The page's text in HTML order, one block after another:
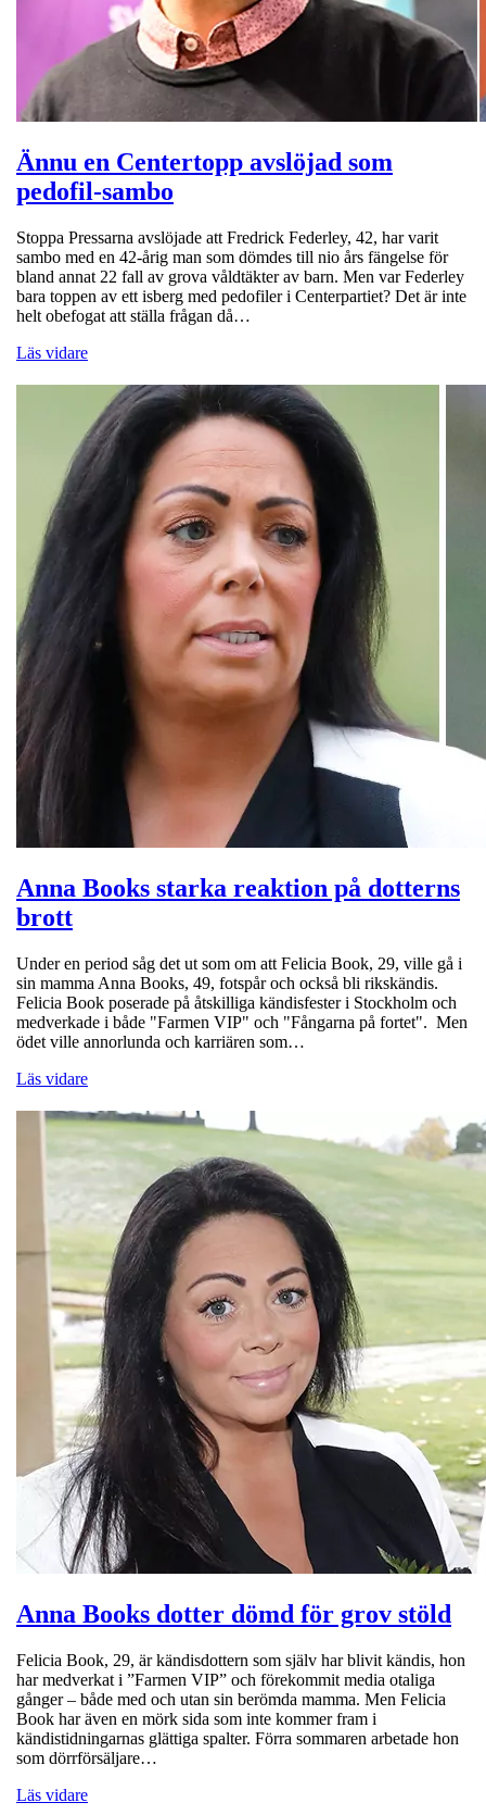
Ännu en Centertopp avslöjad som
pedofil-sambo
Stoppa Pressarna avslöjade att Fredrick Federley, 42, har varit
sambo med en 42-årig man som dömdes till nio års fängelse för
bland annat 22 fall av grova våldtäkter av barn. Men var Federley
bara toppen av ett isberg med pedofiler i Centerpartiet? Det är inte
helt obefogat att ställa frågan då…
Läs vidare
Anna Books starka reaktion på dotterns
brott
Under en period såg det ut som om att Felicia Book, 29, ville gå i
sin mamma Anna Books, 49, fotspår och också bli rikskändis.
Felicia Book poserade på åtskilliga kändisfester i Stockholm och
medverkade i både "Farmen VIP" och "Fångarna på fortet". Men
ödet ville annorlunda och karriären som…
Läs vidare
Anna Books dotter dömd för grov stöld
Felicia Book, 29, är kändisdottern som själv har blivit kändis, hon
har medverkat i ”Farmen VIP” och förekommit media otaliga
gånger – både med och utan sin berömda mamma. Men Felicia
Book har även en mörk sida som inte kommer fram i
kändistidningarnas glättiga spalter. Förra sommaren arbetade hon
som dörrförsäljare…
Läs vidare